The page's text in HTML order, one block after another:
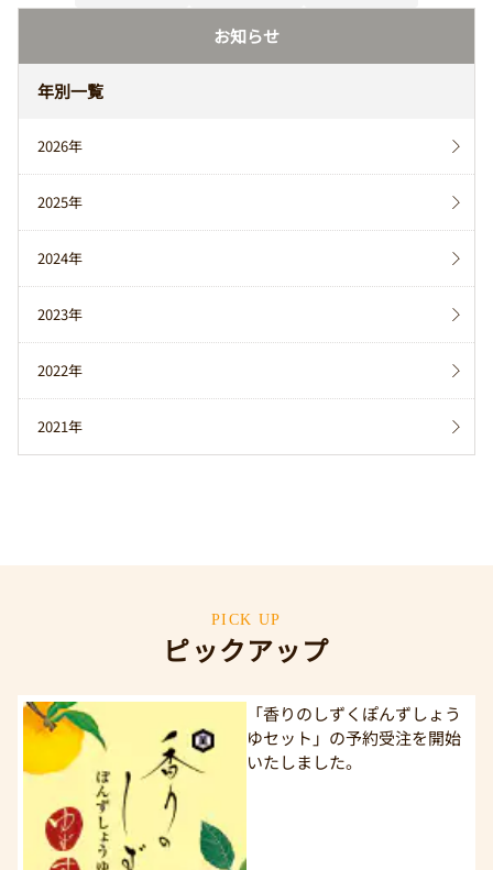
お知らせ
年別一覧
2026年
2025年
2024年
2023年
2022年
2021年
PICK UP
ピックアップ
「香りのしずくぽんずしょう
ゆセット」の予約受注を開始
いたしました。